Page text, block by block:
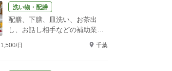
洗い物・配膳
配膳、下膳、皿洗い、お茶出
し、お話し相手などの補助業務
1,500/日 千葉